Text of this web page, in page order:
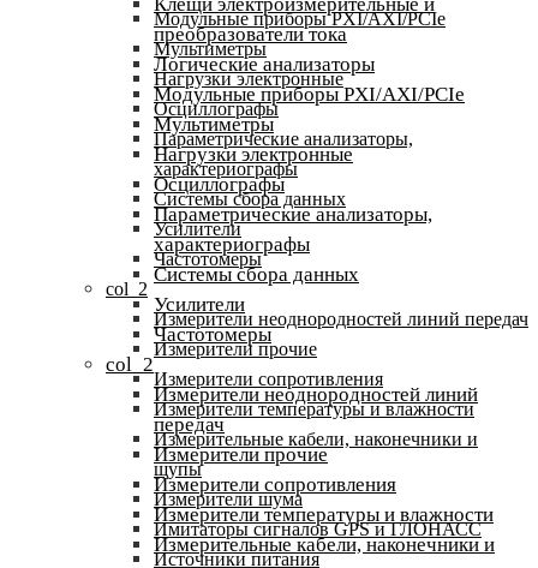
Модульные приборы PXI/AXI/PCIe
Мультиметры
Нагрузки электронные
Осциллографы
Параметрические анализаторы,
характериографы
Системы сбора данных
Усилители
Частотомеры
col_2
Измерители неоднородностей линий передач
Измерители прочие
Измерители сопротивления
Измерители температуры и влажности
Измерительные кабели, наконечники и
щупы
Измерители шума
Имитаторы сигналов GPS и ГЛОНАСС
Источники питания
преобразователи тока
Логические анализаторы
Модульные приборы PXI/AXI/PCIe
Мультиметры
Нагрузки электронные
Осциллографы
Параметрические анализаторы,
характериографы
Системы сбора данных
Усилители
Частотомеры
col_2
Измерители неоднородностей линий
передач
Измерители прочие
Измерители сопротивления
Измерители температуры и влажности
Измерительные кабели, наконечники и